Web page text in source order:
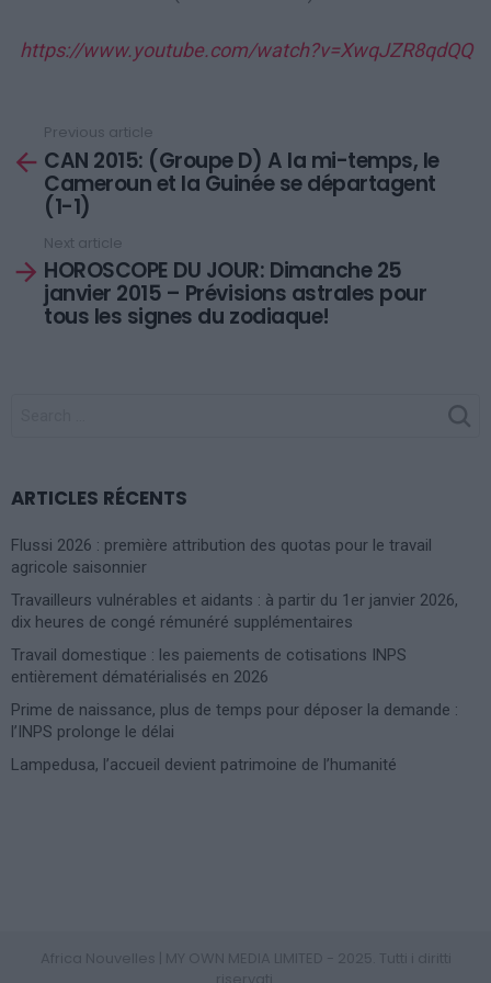
https://www.youtube.com/watch?v=XwqJZR8qdQQ
more
Previous article
CAN 2015: (Groupe D) A la mi-temps, le
Cameroun et la Guinée se départagent
(1-1)
Next article
HOROSCOPE DU JOUR: Dimanche 25
janvier 2015 – Prévisions astrales pour
tous les signes du zodiaque!
ARTICLES RÉCENTS
Flussi 2026 : première attribution des quotas pour le travail
agricole saisonnier
Travailleurs vulnérables et aidants : à partir du 1er janvier 2026,
dix heures de congé rémunéré supplémentaires
Travail domestique : les paiements de cotisations INPS
entièrement dématérialisés en 2026
Prime de naissance, plus de temps pour déposer la demande :
l’INPS prolonge le délai
Lampedusa, l’accueil devient patrimoine de l’humanité